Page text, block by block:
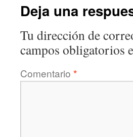
Deja una
Tu dirección de
campos obligatorios
Comentario *